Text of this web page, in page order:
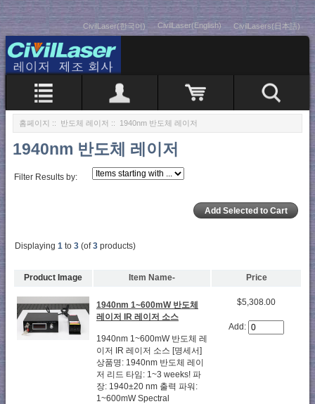
CivilLaser(한국어) CivilLaser(English) CivilLasers(日本語)
홈페이지 :: 반도체 레이저 :: 1940nm 반도체 레이저
1940nm 반도체 레이저
Filter Results by:
Displaying 1 to 3 (of3 products)
Product Image Item Name- Price
1940nm 1~600mW 반도체
레이저 IR 레이저 소스
1940nm 1~600mW 반도체 레
이저 IR 레이저 소스 [명세서]
상품명: 1940nm 반도체 레이
저 리드 타임: 1~3 weeks! 파
장: 1940±20 nm 출력 파워:
1~600mW Spectral
$5,308.00
Add: